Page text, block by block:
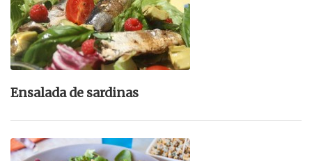
Ensalada de sardinas